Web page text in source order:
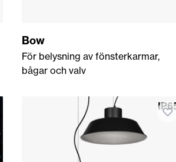
Bow
För belysning av fönsterkarmar,
bågar och valv